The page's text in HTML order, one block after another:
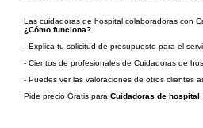
Las cuidadoras de hospital colaboradoras con
¿Cómo funciona?
- Explica tu solicitud de presupuesto para el
- Cientos de profesionales de Cuidadoras de
- Puedes ver las valoraciones de otros clientes
Pide precio Gratis para Cuidadoras de hospital